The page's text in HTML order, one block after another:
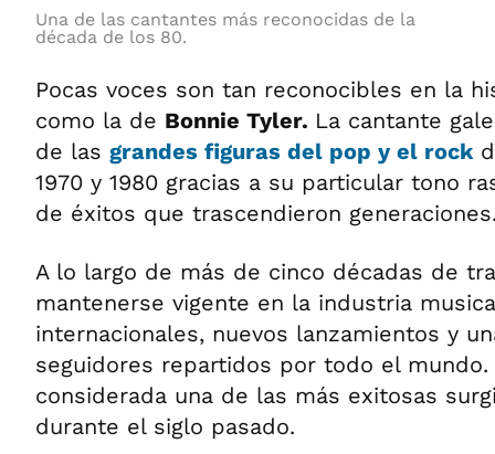
Una de las cantantes más reconocidas de la
década de los 80.
Pocas voces son tan reconocibles en la
como la de Bonnie Tyler. La cantante
de las grandes figuras del pop y el rock
1970 y 1980 gracias a su particular tono
de éxitos que trascendieron
A lo largo de más de cinco décadas de
mantenerse vigente en la industria
internacionales, nuevos lanzamientos y
seguidores repartidos por todo el mundo.
considerada una de las más exitosas
durante el siglo pasado.